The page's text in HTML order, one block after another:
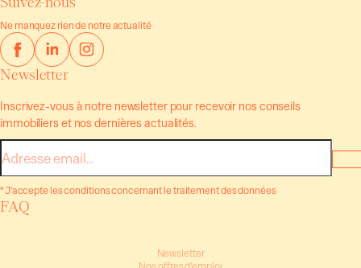
Ne manquez rien de notre actualité
Newsletter
Inscrivez-vous à notre newsletter pour recevoir nos conseils
immobiliers et nos dernières actualités.
E-
mail
* J’accepte les conditions concernant le traitement des données
FAQ
Newsletter